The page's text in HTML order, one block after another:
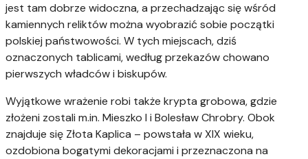
jest tam dobrze widoczna, a przechadzając się wśród
kamiennych reliktów można wyobrazić sobie początki
polskiej państwowości. W tych miejscach, dziś
oznaczonych tablicami, według przekazów chowano
pierwszych władców i biskupów.
Wyjątkowe wrażenie robi także krypta grobowa, gdzie
złożeni zostali m.in. Mieszko I i Bolesław Chrobry. Obok
znajduje się Złota Kaplica – powstała w XIX wieku,
ozdobiona bogatymi dekoracjami i przeznaczona na